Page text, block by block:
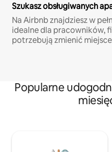
Szukasz obsługiwanych
Na Airbnb znajdziesz w
idealne dla pracowników,
potrzebują zmienić
Popularne